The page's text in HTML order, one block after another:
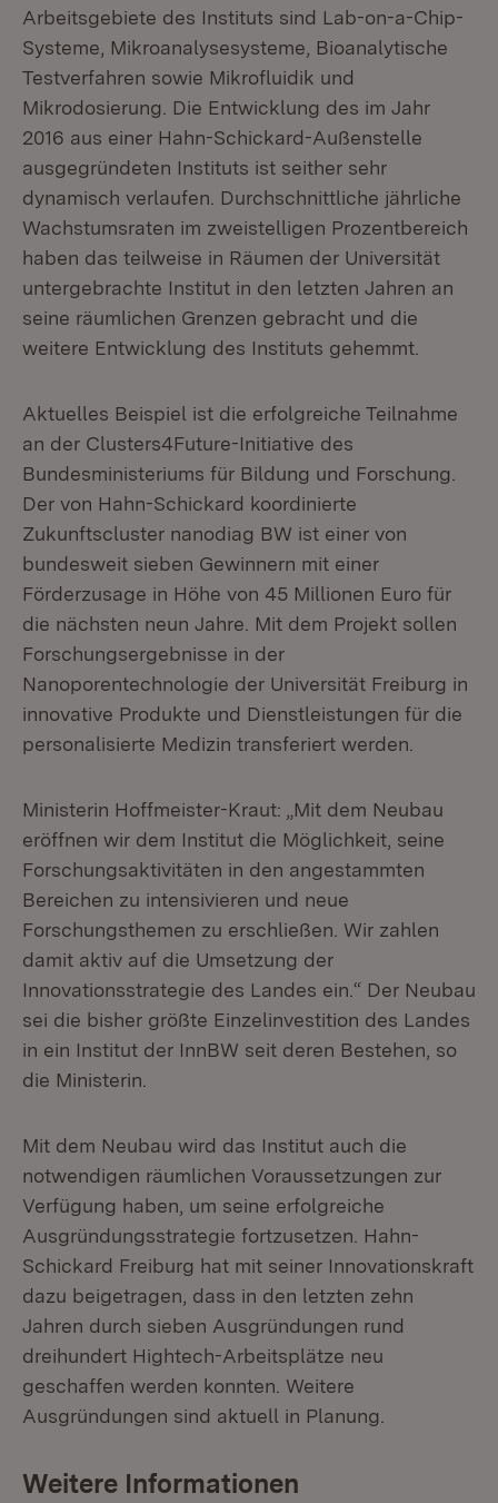
Arbeitsgebiete des Instituts sind Lab-on-a-Chip-
Systeme, Mikroanalysesysteme, Bioanalytische
Testverfahren sowie Mikrofluidik und
Mikrodosierung. Die Entwicklung des im Jahr
2016 aus einer Hahn-Schickard-Außenstelle
ausgegründeten Instituts ist seither sehr
dynamisch verlaufen. Durchschnittliche jährliche
Wachstumsraten im zweistelligen Prozentbereich
haben das teilweise in Räumen der Universität
untergebrachte Institut in den letzten Jahren an
seine räumlichen Grenzen gebracht und die
weitere Entwicklung des Instituts gehemmt.
Aktuelles Beispiel ist die erfolgreiche Teilnahme
an der Clusters4Future-Initiative des
Bundesministeriums für Bildung und Forschung.
Der von Hahn-Schickard koordinierte
Zukunftscluster nanodiag BW ist einer von
bundesweit sieben Gewinnern mit einer
Förderzusage in Höhe von 45 Millionen Euro für
die nächsten neun Jahre. Mit dem Projekt sollen
Forschungsergebnisse in der
Nanoporentechnologie der Universität Freiburg in
innovative Produkte und Dienstleistungen für die
personalisierte Medizin transferiert werden.
Ministerin Hoffmeister-Kraut: „Mit dem Neubau
eröffnen wir dem Institut die Möglichkeit, seine
Forschungsaktivitäten in den angestammten
Bereichen zu intensivieren und neue
Forschungsthemen zu erschließen. Wir zahlen
damit aktiv auf die Umsetzung der
Innovationsstrategie des Landes ein.“ Der Neubau
sei die bisher größte Einzelinvestition des Landes
in ein Institut der InnBW seit deren Bestehen, so
die Ministerin.
Mit dem Neubau wird das Institut auch die
notwendigen räumlichen Voraussetzungen zur
Verfügung haben, um seine erfolgreiche
Ausgründungsstrategie fortzusetzen. Hahn-
Schickard Freiburg hat mit seiner Innovationskraft
dazu beigetragen, dass in den letzten zehn
Jahren durch sieben Ausgründungen rund
dreihundert Hightech-Arbeitsplätze neu
geschaffen werden konnten. Weitere
Ausgründungen sind aktuell in Planung.
Weitere Informationen